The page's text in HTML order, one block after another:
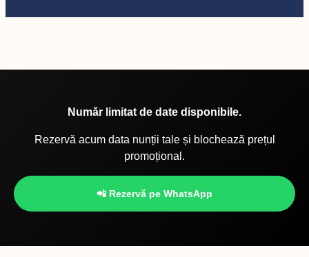
Număr limitat de date disponibile.
Rezervă acum data nunții tale și blochează prețul
promoțional.
📲 Rezervă pe WhatsApp